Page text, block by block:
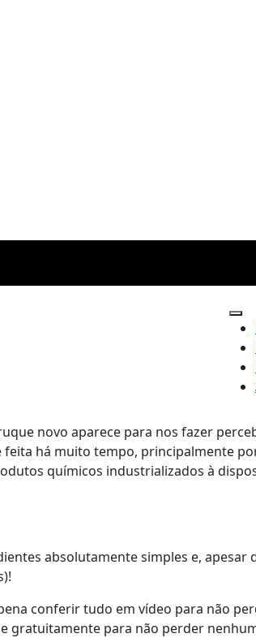
novo aparece para nos fazer
há muito tempo, principalmente
químicos industrializados à
absolutamente simples e,
conferir tudo em vídeo para não
gratuitamente para não perder